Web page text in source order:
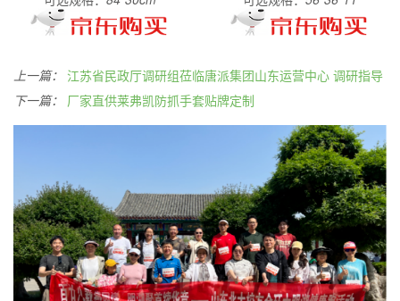
上一篇： 江苏省民政厅调研组莅临唐派集团山东运营中心 调研指导
下一篇： 厂家直供莱弗凯防抓手套贴牌定制